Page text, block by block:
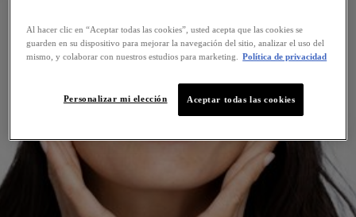
Al hacer clic en “Aceptar todas las cookies”, usted acepta que las cookies se
guarden en su dispositivo para mejorar la navegación del sitio, analizar el uso del
mismo, y colaborar con nuestros estudios para marketing.
Política de privacidad
Aceptar todas las cookies
Personalizar mi elección